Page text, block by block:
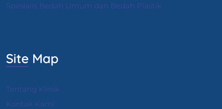
Spesialis Bedah Umum dan Bedah Plastik
Site Map
Tentang Klinik
Kontak Kami